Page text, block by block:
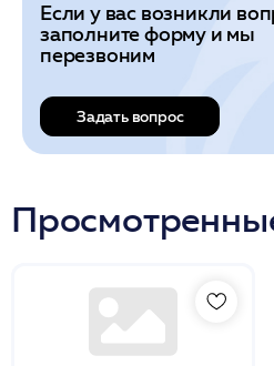
Если у вас возникли
заполните форму и мы
перезвоним
Задать вопрос